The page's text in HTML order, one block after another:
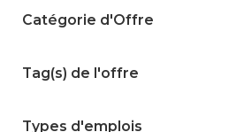
Catégorie d'Offre
Tag(s) de l'offre
Types d'emplois